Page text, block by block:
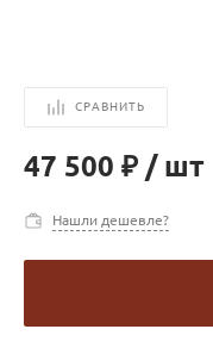
СРАВНИТЬ
47 500 ₽ / шт
Нашли дешевле?